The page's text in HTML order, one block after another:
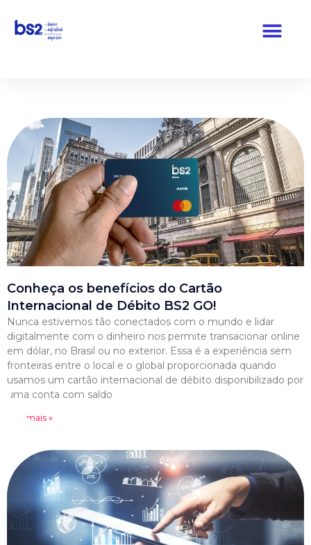
Pular
Conheça os benefícios do Cartão
Internacional de Débito BS2 GO!
Nunca estivemos tão conectados com o mundo e lidar
digitalmente com o dinheiro nos permite transacionar online
em dólar, no Brasil ou no exterior. Essa é a experiência sem
fronteiras entre o local e o global proporcionada quando
usamos um cartão internacional de débito disponibilizado por
uma conta com saldo
Leia mais »